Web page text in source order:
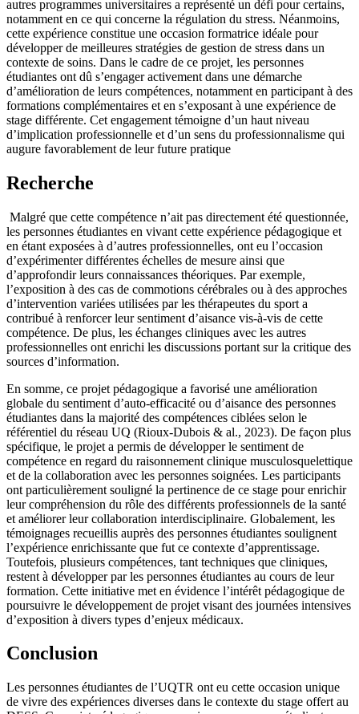
autres programmes universitaires a représenté un défi pour certains,
notamment en ce qui concerne la régulation du stress. Néanmoins,
cette expérience constitue une occasion formatrice idéale pour
développer de meilleures stratégies de gestion de stress dans un
contexte de soins. Dans le cadre de ce projet, les personnes
étudiantes ont dû s’engager activement dans une démarche
d’amélioration de leurs compétences, notamment en participant à des
formations complémentaires et en s’exposant à une expérience de
stage différente. Cet engagement témoigne d’un haut niveau
d’implication professionnelle et d’un sens du professionnalisme qui
augure favorablement de leur future pratique
Recherche
Malgré que cette compétence n’ait pas directement été questionnée,
les personnes étudiantes en vivant cette expérience pédagogique et
en étant exposées à d’autres professionnelles, ont eu l’occasion
d’expérimenter différentes échelles de mesure ainsi que
d’approfondir leurs connaissances théoriques. Par exemple,
l’exposition à des cas de commotions cérébrales ou à des approches
d’intervention variées utilisées par les thérapeutes du sport a
contribué à renforcer leur sentiment d’aisance vis-à-vis de cette
compétence. De plus, les échanges cliniques avec les autres
professionnelles ont enrichi les discussions portant sur la critique des
sources d’information.
En somme, ce projet pédagogique a favorisé une amélioration
globale du sentiment d’auto-efficacité ou d’aisance des personnes
étudiantes dans la majorité des compétences ciblées selon le
référentiel du réseau UQ (Rioux-Dubois & al., 2023). De façon plus
spécifique, le projet a permis de développer le sentiment de
compétence en regard du raisonnement clinique musculosquelettique
et de la collaboration avec les personnes soignées. Les participants
ont particulièrement souligné la pertinence de ce stage pour enrichir
leur compréhension du rôle des différents professionnels de la santé
et améliorer leur collaboration interdisciplinaire. Globalement, les
témoignages recueillis auprès des personnes étudiantes soulignent
l’expérience enrichissante que fut ce contexte d’apprentissage.
Toutefois, plusieurs compétences, tant techniques que cliniques,
restent à développer par les personnes étudiantes au cours de leur
formation. Cette initiative met en évidence l’intérêt pédagogique de
poursuivre le développement de projet visant des journées intensives
d’exposition à divers types d’enjeux médicaux.
Conclusion
Les personnes étudiantes de l’UQTR ont eu cette occasion unique
de vivre des expériences diverses dans le contexte du stage offert au